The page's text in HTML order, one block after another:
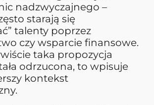
nadzwyczajnego –
starają się
talenty poprzez
czy wsparcie finansowe.
taka propozycja
odrzucona, to wpisuje
kontekst